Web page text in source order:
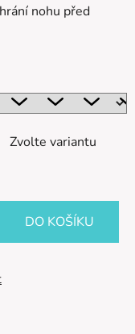
nohu před
Zvolte variantu
DO KOŠÍKU